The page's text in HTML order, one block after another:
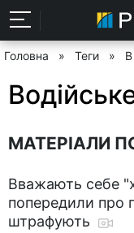
Головна » Теги » В
МАТЕРІАЛИ
Вважають себе
попередили про
штрафують